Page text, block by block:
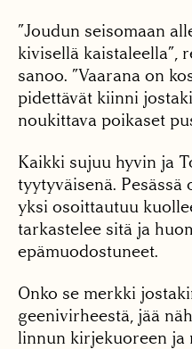
”Joudun seisomaan
kivisellä kaistaleella”,
sanoo. ”Vaarana on
pidettävät kiinni
noukittava poikaset
Kaikki sujuu hyvin ja
tyytyväisenä. Pesässä
yksi osoittautuu
tarkastelee sitä ja
epämuodostuneet.
Onko se merkki
geenivirheestä, jää
linnun kirjekuoreen ja